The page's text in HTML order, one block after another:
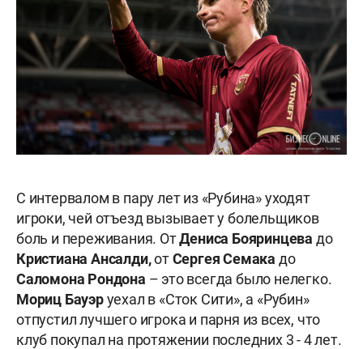
С интервалом в пару лет из «Рубина» уходят
игроки, чей отъезд вызывает у болельщиков
боль и переживания. ОтДениса Бояринцева до
Кристиана Ансалди,отСергея Семака до
Саломона Рондона – это всегда было нелегко.
Мориц Бауэруехал в «Сток Сити», а «Рубин»
отпустил лучшего игрока и парня из всех, что
клуб покупал на протяжении последних 3 - 4 лет.